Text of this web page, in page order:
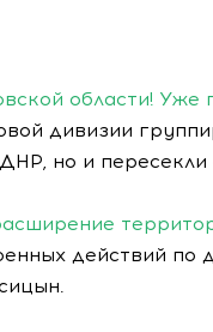
области! Уже
дивизии
но и пересекли
действий по